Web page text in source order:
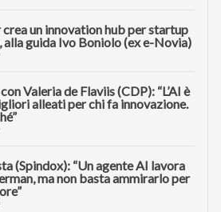
crea un innovation hub per startup
alla guida Ivo Boniolo (ex e-Novia)
Valeria de Flaviis (CDP): “L’AI è
alleati per chi fa innovazione.
(Spindox): “Un agente AI lavora
ma non basta ammirarlo per